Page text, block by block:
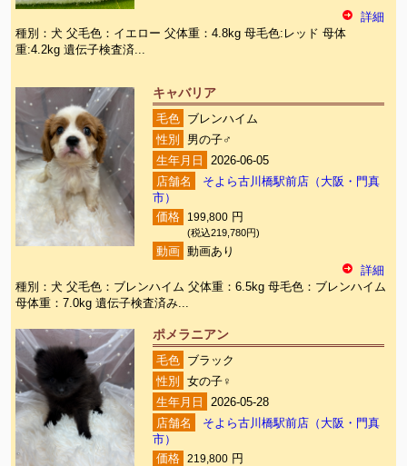
詳細
種別：犬 父毛色：イエロー 父体重：4.8kg 母毛色:レッド 母体
重:4.2kg 遺伝子検査済...
キャバリア
毛色
ブレンハイム
性別
男の子♂
生年月日
2026-06-05
店舗名
そよら古川橋駅前店（大阪・門真
市）
価格
199,800 円
(税込219,780円)
動画 動画あり
詳細
種別：犬 父毛色：ブレンハイム 父体重：6.5kg 母毛色：ブレンハイム
母体重：7.0kg 遺伝子検査済み...
ポメラニアン
毛色
ブラック
性別
女の子♀
生年月日
2026-05-28
店舗名
そよら古川橋駅前店（大阪・門真
市）
価格 219,800 円